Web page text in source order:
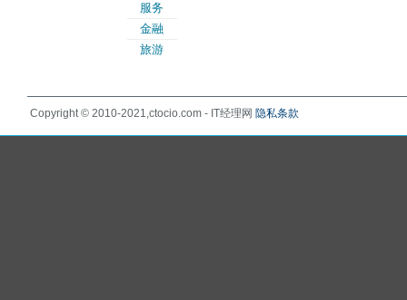
服务
金融
旅游
Copyright © 2010-2021,ctocio.com - IT经理网 隐私条款